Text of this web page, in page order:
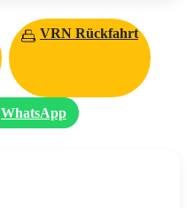
VRN Rückfahrt
WhatsApp